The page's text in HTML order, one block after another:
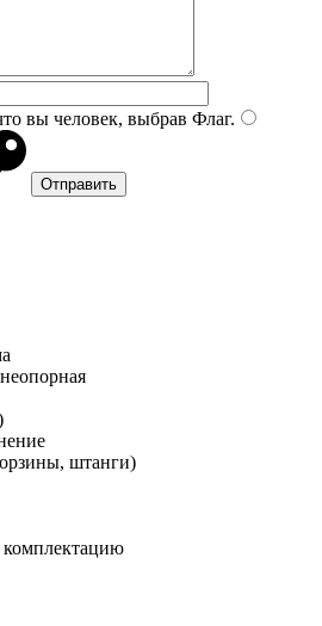
вы человек, выбрав Флаг.
штанги)
комплектацию